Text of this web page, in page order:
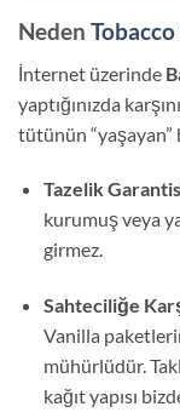
Neden
İnternet üzerinde
yaptığınızda
tütünün
Tazelik
kurumuş veya
girmez.
Sahteciliğe
Vanilla
mühürlüdür.
kağıt yapısı